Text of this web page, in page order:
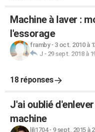
Machine à laver :
l'essorage
framby- 3 oct. 2010 à
J - 29 sept. 2018 à
18 réponses
J'ai oublié
machine
lili1704- 9 sept. 2015 à